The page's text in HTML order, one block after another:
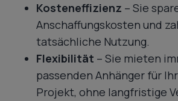
Kosteneffizienz – Sie
Anschaffungskosten und
tatsächliche Nutzung.
Flexibilität – Sie mieten
passenden Anhänger für
Projekt, ohne langfristige